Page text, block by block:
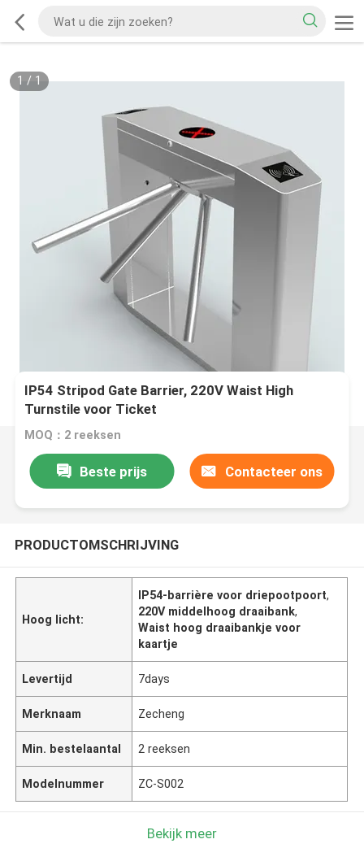
1 / 1
IP54 Stripod Gate Barrier, 220V Waist High
Turnstile voor Ticket
MOQ：2 reeksen
Beste prijs Contacteer ons
PRODUCTOMSCHRIJVING
Hoog licht:
IP54-barrière voor driepootpoort,
220V middelhoog draaibank,
Waist hoog draaibankje voor
kaartje
Levertijd 7days
Merknaam Zecheng
Min. bestelaantal 2 reeksen
Modelnummer ZC-S002
Bekijk meer